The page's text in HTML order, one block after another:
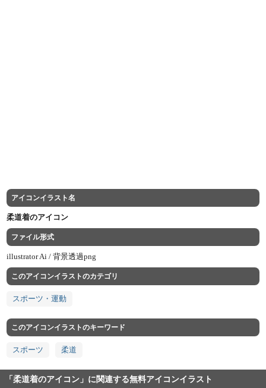
アイコンイラスト名
柔道着のアイコン
ファイル形式
illustrator Ai /背景透過png
このアイコンイラストのカテゴリ
スポーツ・運動
このアイコンイラストのキーワード
スポーツ 柔道
「柔道着のアイコン」に関連する無料アイコンイラスト